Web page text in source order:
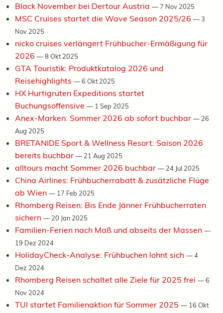
Black November bei Dertour Austria —7 Nov 2025
MSC Cruises startet die Wave Season 2025/26 —3
Nov 2025
nicko cruises verlängert Frühbucher-Ermäßigung für
2026 —8 Okt 2025
GTA Touristik: Produktkatalog 2026 und
Reisehighlights —6 Okt 2025
HX Hurtigruten Expeditions startet
Buchungsoffensive — 1 Sep 2025
Anex-Marken: Sommer 2026 ab sofort buchbar — 26
Aug 2025
BRETANIDE Sport & Wellness Resort: Saison 2026
bereits buchbar — 21 Aug 2025
alltours macht Sommer 2026 buchbar — 24 Jul 2025
China Airlines: Frühbucherrabatt & zusätzliche Flüge
ab Wien — 17 Feb 2025
Rhomberg Reisen: Bis Ende Jänner Frühbucherraten
sichern — 20 Jan 2025
Familien-Ferien nach Maß und abseits der Massen —
19 Dez 2024
HolidayCheck-Analyse: Frühbuchen lohnt sich —4
Dez 2024
Rhomberg Reisen schaltet alle Ziele für 2025 frei —6
Nov 2024
TUI startet Familienaktion für Sommer 2025 — 16 Okt